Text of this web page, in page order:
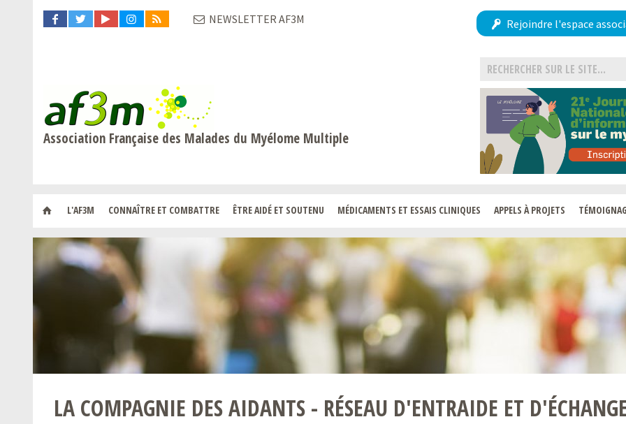
NEWSLETTER AF3M Rejoindre l'espace
Association Française des Malades du Myélome Multiple
L'AF3M CONNAÎTRE ET COMBATTRE ÊTRE AIDÉ ET SOUTENU MÉDICAMENTS ET ESSAIS CLINIQUES APPELS À PROJETS
LA COMPAGNIE DES AIDANTS - RÉSEAU D'ENTRAIDE ET